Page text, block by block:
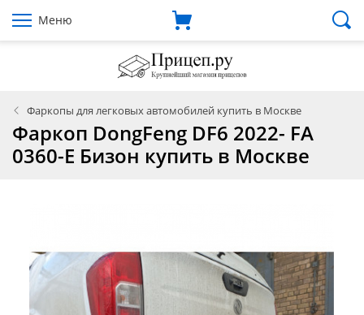
Меню
Фаркопы для легковых автомобилей купить в Москве
Фаркоп DongFeng DF6 2022- FA
0360-E Бизон купить в Москве